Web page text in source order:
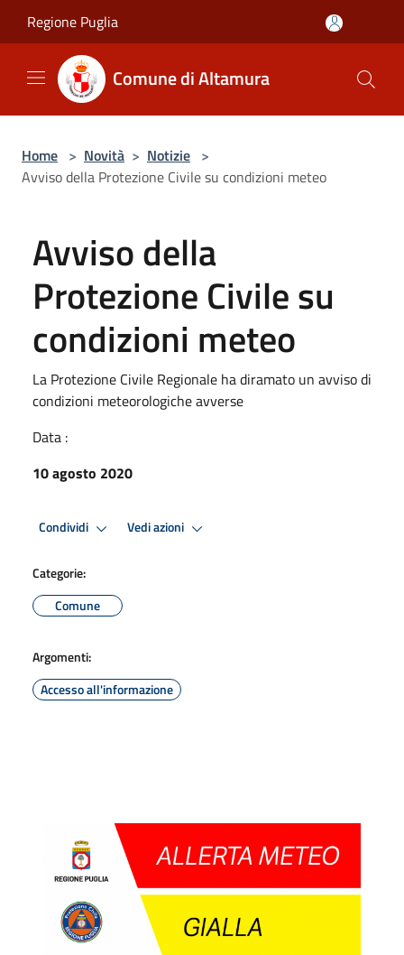
Regione Puglia
Comune di Altamura
Home > Novità > Notizie >
Avviso della Protezione Civile su condizioni meteo
Avviso della
Protezione Civile su
condizioni meteo
La Protezione Civile Regionale ha diramato un avviso di
condizioni meteorologiche avverse
Data :
10 agosto 2020
Condividi Vedi azioni
Categorie:
Comune
Argomenti:
Accesso all'informazione